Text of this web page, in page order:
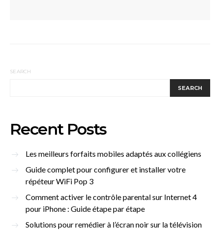
SEARCH
SEARCH
Recent Posts
Les meilleurs forfaits mobiles adaptés aux collégiens
Guide complet pour configurer et installer votre
répéteur WiFi Pop 3
Comment activer le contrôle parental sur Internet 4
pour iPhone : Guide étape par étape
Solutions pour remédier à l’écran noir sur la télévision